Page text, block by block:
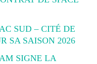
SUD – CITÉ DE
SA SAISON 2026
SIGNE LA